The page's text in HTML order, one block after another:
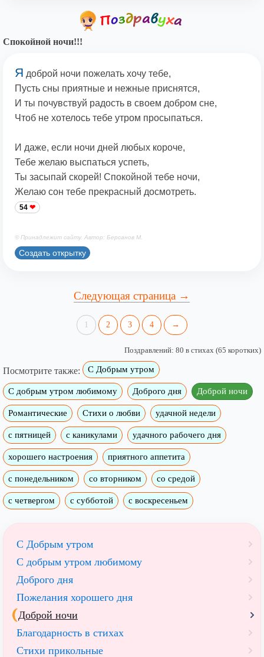
Спокойной ночи!!!
Я доброй ночи пожелать хочу тебе,
Пусть сны приятные и нежные приснятся,
И ты почувствуй радость в своем добром сне,
Чтоб не хотелось тебе утром просыпаться.
И даже, если ночи дней любых короче,
Тебе желаю выспаться успеть,
Ты засыпай скорей! Спокойной тебе ночи,
Желаю сон тебе прекрасный досмотреть.
54
© Принадлежит сайту. Автор: Берсанов М.
Создать открытку
Следующая страница →
1 2 3 4 →
Поздравлений: 80 в стихах (65 коротких)
Посмотрите также: С Добрым утром
C добрым утром любимому Доброго дня Доброй ночи
Романтические Стихи о любви удачной недели
c пятницей с каникулами удачного рабочего дня
хорошего настроения приятного аппетита
с понедельником со вторником со средой
с четвергом с субботой с воскресеньем
С Добрым утром
C добрым утром любимому
Доброго дня
Пожелания хорошего дня
Доброй ночи
Благодарность в стихах
Стихи прикольные